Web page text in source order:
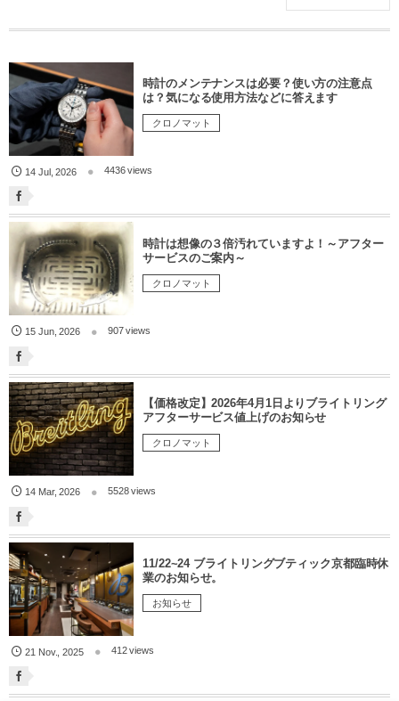
時計のメンテナンスは必要？使い方の注意点
は？気になる使用方法などに答えます
クロノマット
14 Jul,2026 4436 views
時計は想像の３倍汚れていますよ！～アフター
サービスのご案内～
クロノマット
15 Jun,2026 907 views
【価格改定】2026年4月1日よりブライトリング
アフターサービス値上げのお知らせ
クロノマット
14 Mar,2026 5528 views
11/22~24 ブライトリングブティック京都臨時休
業のお知らせ。
お知らせ
21 Nov. ,2025 412 views